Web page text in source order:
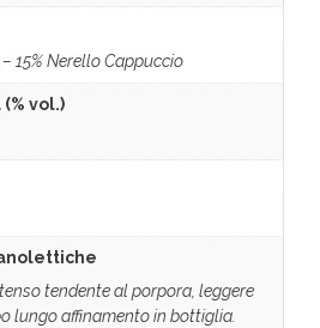
15% Nerello Cappuccio
vol.)
tendente al porpora, leggere
lungo affinamento in bottiglia.